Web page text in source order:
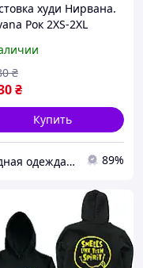
худи Нирвана.
Рок 2XS-2XL
₴
₴
Купить
Модная одежда с принтом 89%